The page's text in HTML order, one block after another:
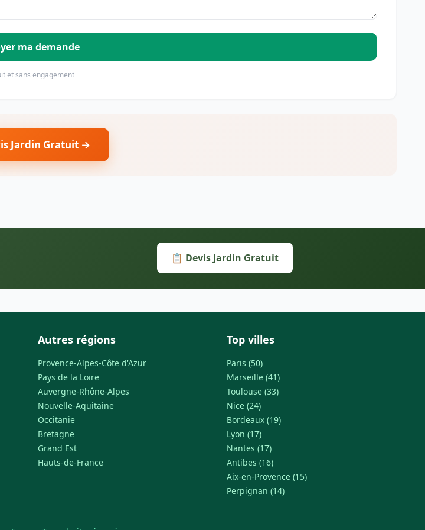
ma demande
et sans engagement
Jardin Gratuit →
📋 Devis Jardin Gratuit
Autres régions
Provence-Alpes-Côte d'Azur
Pays de la Loire
Auvergne-Rhône-Alpes
Nouvelle-Aquitaine
Occitanie
Bretagne
Grand Est
Hauts-de-France
Top villes
Paris (50)
Marseille (41)
Toulouse (33)
Nice (24)
Bordeaux (19)
Lyon (17)
Nantes (17)
Antibes (16)
Aix-en-Provence (15)
Perpignan (14)